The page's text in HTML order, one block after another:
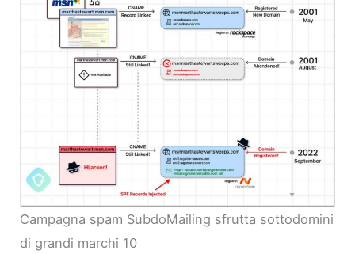
Campagna spam SubdoMailing sfrutta sottodomini
di grandi marchi 10